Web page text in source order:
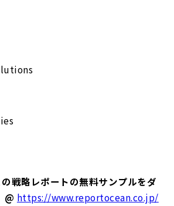
戦略レポートの無料サンプルをダ
@ https://www.reportocean.co.jp/